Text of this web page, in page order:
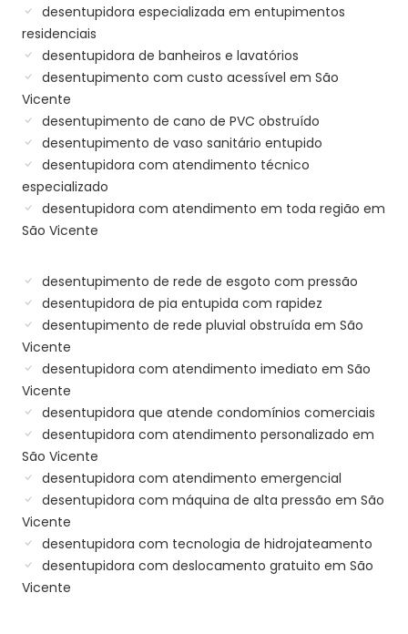
desentupidora especializada em entupimentos
residenciais
desentupidora de banheiros e lavatórios
desentupimento com custo acessível em São
Vicente
desentupimento de cano de PVC obstruído
desentupimento de vaso sanitário entupido
desentupidora com atendimento técnico
especializado
desentupidora com atendimento em toda região em
São Vicente
desentupimento de rede de esgoto com pressão
desentupidora de pia entupida com rapidez
desentupimento de rede pluvial obstruída em São
Vicente
desentupidora com atendimento imediato em São
Vicente
desentupidora que atende condomínios comerciais
desentupidora com atendimento personalizado em
São Vicente
desentupidora com atendimento emergencial
desentupidora com máquina de alta pressão em São
Vicente
desentupidora com tecnologia de hidrojateamento
desentupidora com deslocamento gratuito em São
Vicente